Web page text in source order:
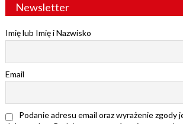
Newsletter
Imię lub Imię i Nazwisko
Email
Podanie adresu email oraz wyrażenie zgody